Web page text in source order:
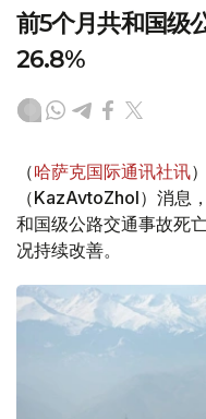
前5个月共和国级
26.8%
（哈萨克国际通讯社讯
（KazAvtoZhol）消息
和国级公路交通事故死
况持续改善。